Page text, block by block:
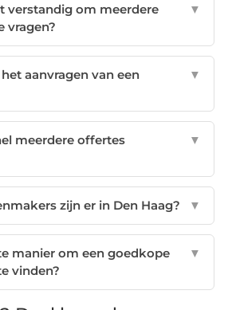
verstandig om meerdere
vragen?
▼
aanvragen van een
▼
meerdere offertes
▼
zijn er in Den Haag? ▼
manier om een goedkope
vinden?
▼